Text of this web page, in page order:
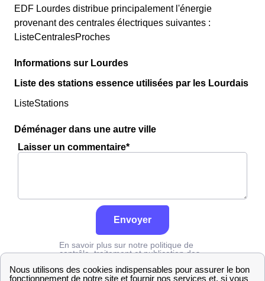
EDF Lourdes distribue principalement l'énergie
provenant des centrales électriques suivantes :
ListeCentralesProches
Informations sur Lourdes
Liste des stations essence utilisées par les Lourdais
ListeStations
Déménager dans une autre ville
Laisser un commentaire*
Envoyer
En savoir plus sur notre politique de
contrôle, traitement et publication des